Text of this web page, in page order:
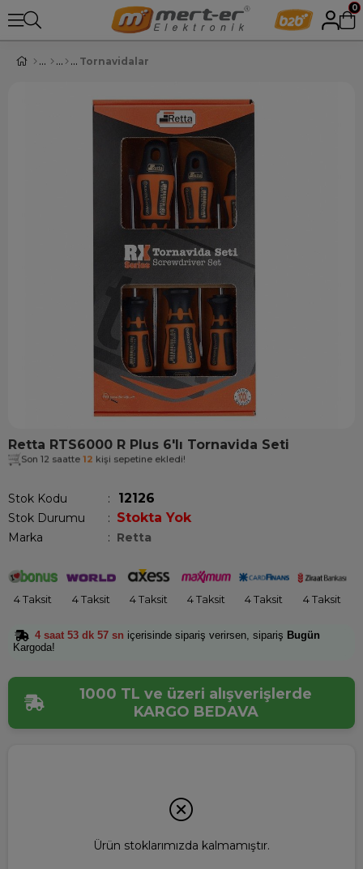
0
Tornavidalar
Retta RTS6000 R Plus 6'lı Tornavida Seti
Son 12 saatte 12 kişi sepetine ekledi!
Stok Kodu 12126
Stok Durumu : Stokta Yok
Marka : Retta
4 Taksit 4 Taksit 4 Taksit 4 Taksit 4 Taksit 4 Taksit
4 saat 53 dk 56 sn içerisinde sipariş verirsen, sipariş Bugün
Kargoda!
1000 TL ve üzeri alışverişlerde
KARGO BEDAVA
Ürün stoklarımızda kalmamıştır.